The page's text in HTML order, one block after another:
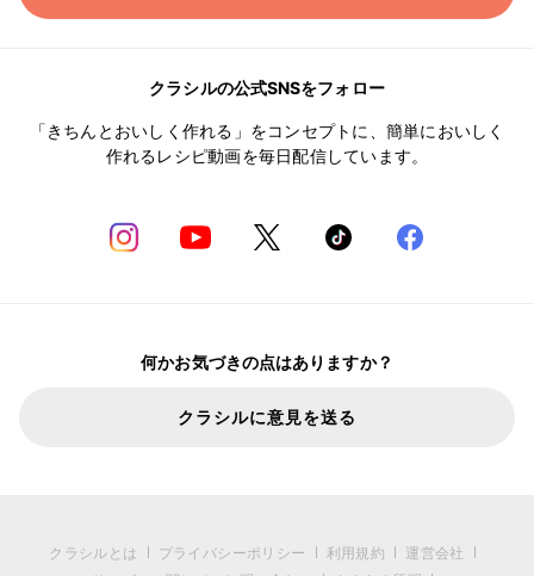
クラシルの公式SNSをフォロー
「きちんとおいしく作れる」をコンセプトに、簡単においしく
作れるレシピ動画を毎日配信しています。
何かお気づきの点はありますか？
クラシルに意見を送る
クラシルとは プライバシーポリシー 利用規約
運営会社